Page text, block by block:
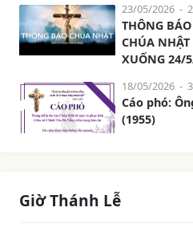
23/05/2026 -
THÔNG
CHÚA
XUỐNG 24/
18/05/2026 -
Cáo phó:
(1955)
Giờ Thánh Lễ